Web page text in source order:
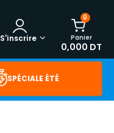
0
Panier
0,000 DT
S'inscrire
SPÉCIALE ÉTÉ